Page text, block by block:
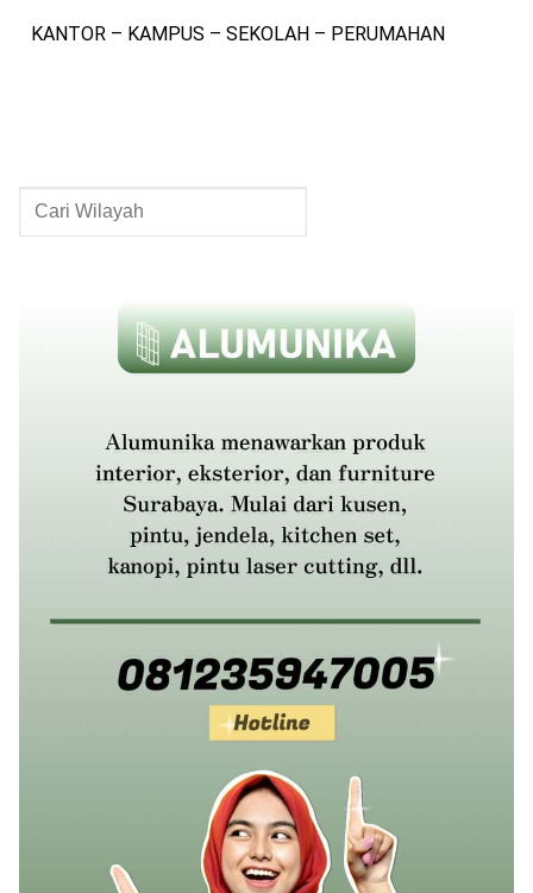
KANTOR – KAMPUS – SEKOLAH – PERUMAHAN
Cari